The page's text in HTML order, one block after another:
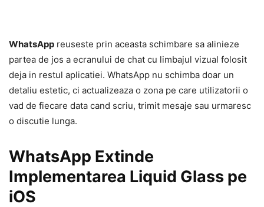
WhatsApp reuseste prin aceasta schimbare sa alinieze
partea de jos a ecranului de chat cu limbajul vizual folosit
deja in restul aplicatiei. WhatsApp nu schimba doar un
detaliu estetic, ci actualizeaza o zona pe care utilizatorii o
vad de fiecare data cand scriu, trimit mesaje sau urmaresc
o discutie lunga.
WhatsApp Extinde
Implementarea Liquid Glass pe
iOS